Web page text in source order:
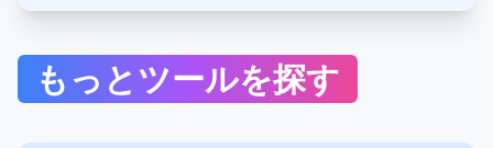
織の両方を支援します。
もっとツールを探す